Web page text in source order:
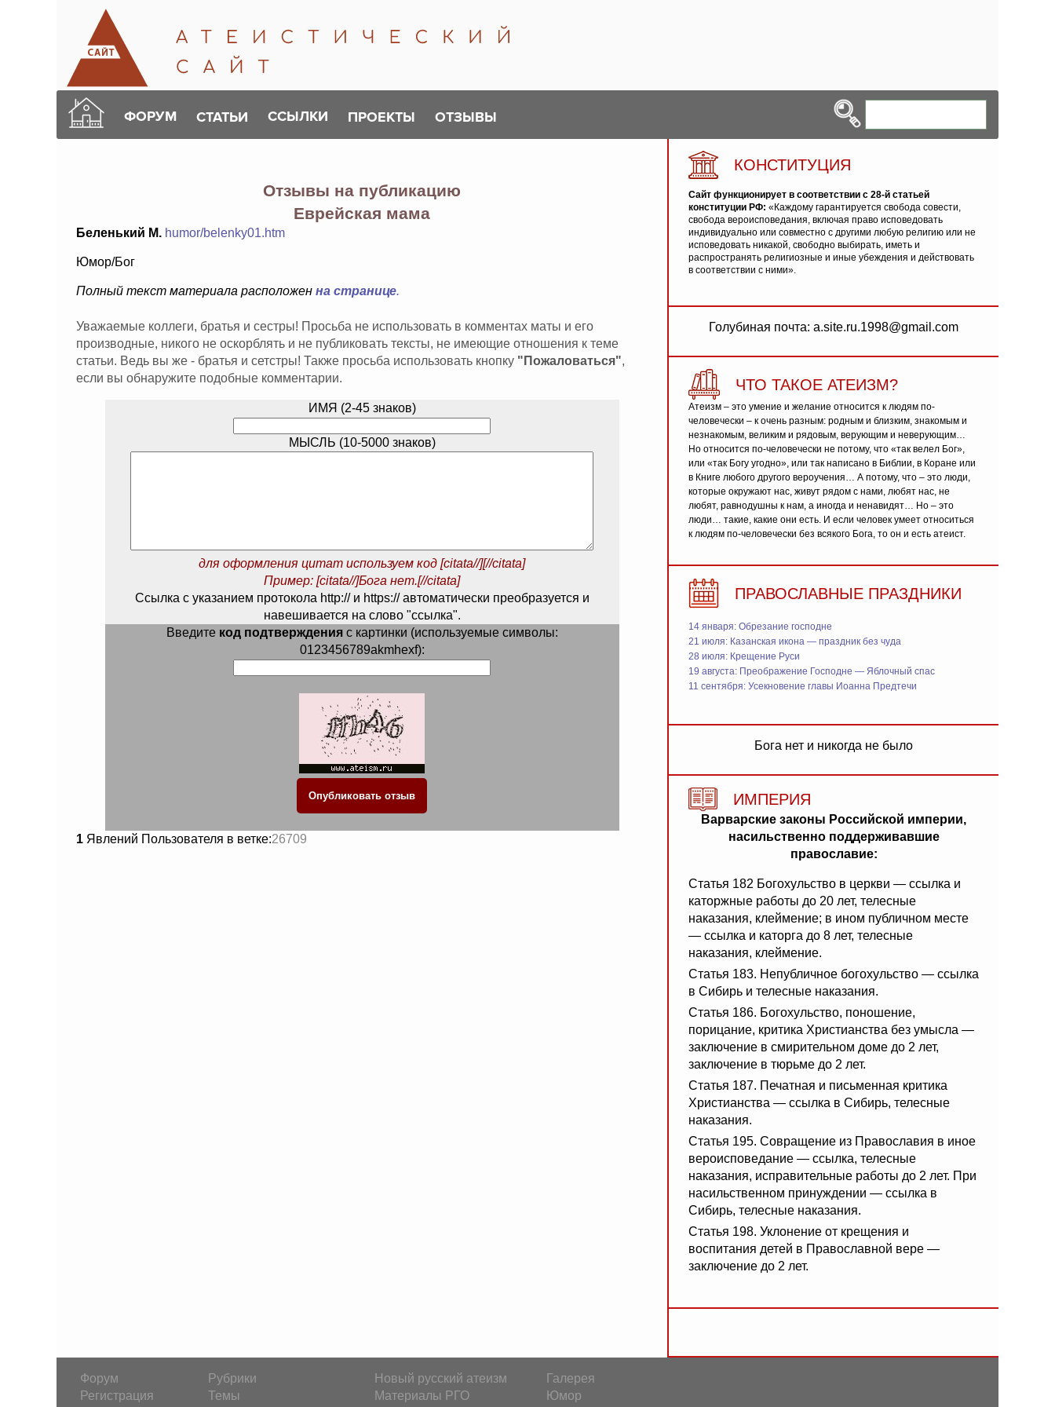
ФОРУМ СТАТЬИ ССЫЛКИ ПРОЕКТЫ ОТЗЫВЫ
Отзывы на публикацию
Еврейская мама
Беленький М. humor/belenky01.htm
Юмор/Бог
Полный текст материала расположен на странице.
Уважаемые коллеги, братья и сестры! Просьба не использовать в комментах маты и его
производные, никого не оскорблять и не публиковать тексты, не имеющие отношения к теме
статьи. Ведь вы же - братья и сетстры! Также просьба использовать кнопку "Пожаловаться",
если вы обнаружите подобные комментарии.
ИМЯ (2-45 знаков)
МЫСЛЬ (10-5000 знаков)
для оформления цитат используем код [citata//][//citata]
Пример: [citata//]Бога нет.[//citata]
Ссылка с указанием протокола http:// и https:// автоматически преобразуется и
навешивается на слово "ссылка".
Введите код подтвержденияс картинки (используемые символы:
0123456789akmhexf):
1 Явлений Пользователя в ветке:26709
КОНСТИТУЦИЯ
Сайт функционирует в соответствии с 28-й статьей
конституции РФ: «Каждому гарантируется свобода совести,
свобода вероисповедания, включая право исповедовать
индивидуально или совместно с другими любую религию или не
исповедовать никакой, свободно выбирать, иметь и
распространять религиозные и иные убеждения и действовать
в соответствии с ними».
Голубиная почта: a.site.ru.1998@gmail.com
ЧТО ТАКОЕ АТЕИЗМ?
Атеизм – это умение и желание относится к людям по-
человечески – к очень разным: родным и близким, знакомым и
незнакомым, великим и рядовым, верующим и неверующим…
Но относится по-человечески не потому, что «так велел Бог»,
или «так Богу угодно», или так написано в Библии, в Коране или
в Книге любого другого вероучения… А потому, что – это люди,
которые окружают нас, живут рядом с нами, любят нас, не
любят, равнодушны к нам, а иногда и ненавидят… Но – это
люди… такие, какие они есть. И если человек умеет относиться
к людям по-человечески без всякого Бога, то он и есть атеист.
ПРАВОСЛАВНЫЕ ПРАЗДНИКИ
14 января: Обрезание господне
21 июля: Казанская икона — праздник без чуда
28 июля: Крещение Руси
19 августа: Преображение Господне — Яблочный спас
11 сентября: Усекновение главы Иоанна Предтечи
Бога нет и никогда не было
ИМПЕРИЯ
Варварские законы Российской империи,
насильственно поддерживавшие
православие:
Статья 182 Богохульство в церкви — ссылка и
каторжные работы до 20 лет, телесные
наказания, клеймение; в ином публичном месте
— ссылка и каторга до 8 лет, телесные
наказания, клеймение.
Статья 183. Непубличное богохульство — ссылка
в Сибирь и телесные наказания.
Статья 186. Богохульство, поношение,
порицание, критика Христианства без умысла —
заключение в смирительном доме до 2 лет,
заключение в тюрьме до 2 лет.
Статья 187. Печатная и письменная критика
Христианства — ссылка в Сибирь, телесные
наказания.
Статья 195. Совращение из Православия в иное
вероисповедание — ссылка, телесные
наказания, исправительные работы до 2 лет. При
насильственном принуждении — ссылка в
Сибирь, телесные наказания.
Статья 198. Уклонение от крещения и
воспитания детей в Православной вере —
заключение до 2 лет.
Форум
Регистрация
Рубрики
Темы
Новый русский атеизм
Материалы РГО
Галерея
Юмор